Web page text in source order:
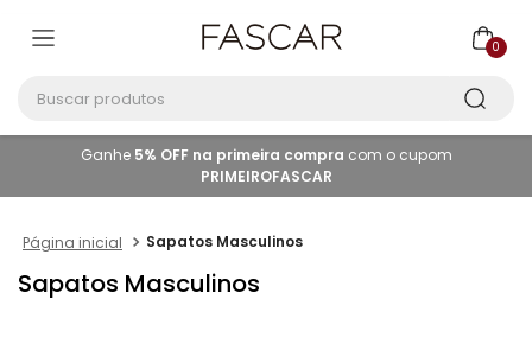
0
Ganhe 5% OFF na primeira compra com o cupom
PRIMEIROFASCAR
Sapatos Masculinos
Sapatos Masculinos